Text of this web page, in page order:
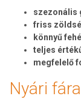
szezonális
friss
könnyű
teljes
megfelelő
Nyári